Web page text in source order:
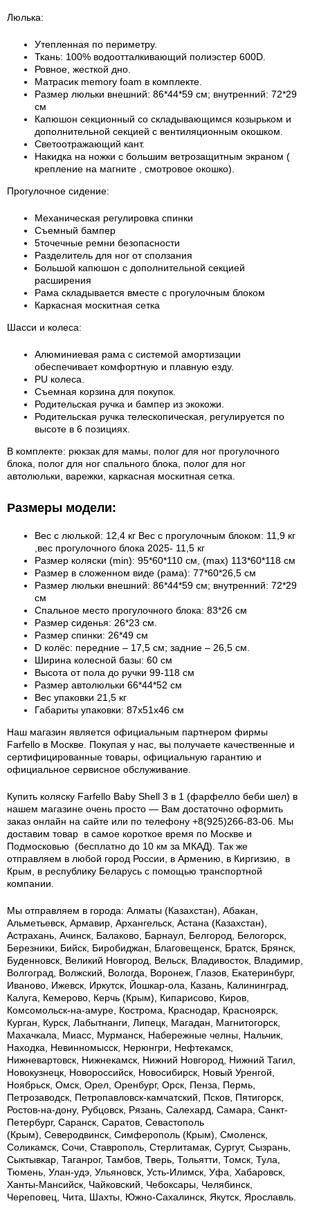
Люлька:
Утепленная по периметру.
Ткань: 100% водоотталкивающий полиэстер 600D.
Ровное, жесткой дно.
Матрасик memory foam в комплекте.
Размер люльки внешний: 86*44*59 см; внутренний: 72*29
см
Капюшон секционный со складывающимся козырьком и
дополнительной секцией с вентиляционным окошком.
Светоотражающий кант.
Накидка на ножки с большим ветрозащитным экраном (
крепление на магните , смотровое окошко).
Прогулочное сидение:
Механическая регулировка спинки
Съемный бампер
5точечные ремни безопасности
Разделитель для ног от сползания
Большой капюшон с дополнительной секцией
расширения
Рама складывается вместе с прогулочным блоком
Каркасная москитная сетка
Шасси и колеса:
Алюминиевая рама с системой амортизации
обеспечивает комфортную и плавную езду.
PU колеса.
Съемная корзина для покупок.
Родительская ручка и бампер из экокожи.
Родительская ручка телескопическая, регулируется по
высоте в 6 позициях.
В комплекте: рюкзак для мамы, полог для ног прогулочного
блока, полог для ног спального блока, полог для ног
автолюльки, варежки, каркасная москитная сетка.
Размеры модели:
Вес с люлькой: 12,4 кг Вес с прогулочным блоком: 11,9 кг
,вес прогулочного блока 2025- 11,5 кг
Размер коляски (min): 95*60*110 см, (max) 113*60*118 см
Размер в сложенном виде (рама): 77*60*26,5 см
Размер люльки внешний: 86*44*59 см; внутренний: 72*29
см
Спальное место прогулочного блока: 83*26 см
Размер сиденья: 26*23 см.
Размер спинки: 26*49 см
D колёс: передние – 17,5 см; задние – 26,5 см.
Ширина колесной базы: 60 см
Высота от пола до ручки 99-118 см
Размер автолюльки 66*44*52 см
Вес упаковки 21,5 кг
Габариты упаковки: 87х51х46 см
Наш магазин является официальным партнером фирмы
Farfello в Москве. Покупая у нас, вы получаете качественные и
сертифицированные товары, официальную гарантию и
официальное сервисное обслуживание.
Купить коляску Farfello Baby Shell 3 в 1 (фарфелло беби шел) в
нашем магазине очень просто — Вам достаточно оформить
заказ онлайн на сайте или по телефону +8(925)266-83-06. Мы
доставим товар в самое короткое время по Москве и
Подмосковью (бесплатно до 10 км за МКАД). Так же
отправляем в любой город России, в Армению, в Киргизию, в
Крым, в республику Беларусь с помощью транспортной
компании.
Мы отправляем в города: Алматы (Казахстан), Абакан,
Альметьевск, Армавир, Архангельск, Астана (Казахстан),
Астрахань, Ачинск, Балаково, Барнаул, Белгород, Белогорск,
Березники, Бийск, Биробиджан, Благовещенск, Братск, Брянск,
Буденновск, Великий Новгород, Вельск, Владивосток, Владимир,
Волгоград, Волжский, Вологда, Воронеж, Глазов, Екатеринбург,
Иваново, Ижевск, Иркутск, Йошкар-ола, Казань, Калининград,
Калуга, Кемерово, Керчь (Крым), Кипарисово, Киров,
Комсомольск-на-амуре, Кострома, Краснодар, Красноярск,
Курган, Курск, Лабытнанги, Липецк, Магадан, Магнитогорск,
Махачкала, Миасс, Мурманск, Набережные челны, Нальчик,
Находка, Невинномысск, Нерюнгри, Нефтекамск,
Нижневартовск, Нижнекамск, Нижний Новгород, Нижний Тагил,
Новокузнецк, Новороссийск, Новосибирск, Новый Уренгой,
Ноябрьск, Омск, Орел, Оренбург, Орск, Пенза, Пермь,
Петрозаводск, Петропавловск-камчатский, Псков, Пятигорск,
Ростов-на-дону, Рубцовск, Рязань, Салехард, Самара, Санкт-
Петербург, Саранск, Саратов, Севастополь
(Крым), Северодвинск, Симферополь (Крым), Смоленск,
Соликамск, Сочи, Ставрополь, Стерлитамак, Сургут, Сызрань,
Сыктывкар, Таганрог, Тамбов, Тверь, Тольятти, Томск, Тула,
Тюмень, Улан-удэ, Ульяновск, Усть-Илимск, Уфа, Хабаровск,
Ханты-Мансийск, Чайковский, Чебоксары, Челябинск,
Череповец, Чита, Шахты, Южно-Сахалинск, Якутск, Ярославль.